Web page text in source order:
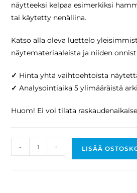
näytteeksi kelpaa esimerkiksi
tai käytetty nenäliina.
Katso alla oleva luettelo
näytemateriaaleista ja niiden
✓ Hinta yhtä vaihtoehtoista
✓Analysointiaika 5 ylimääräistä
Huom! Ei voi tilata
- + LISÄÄ